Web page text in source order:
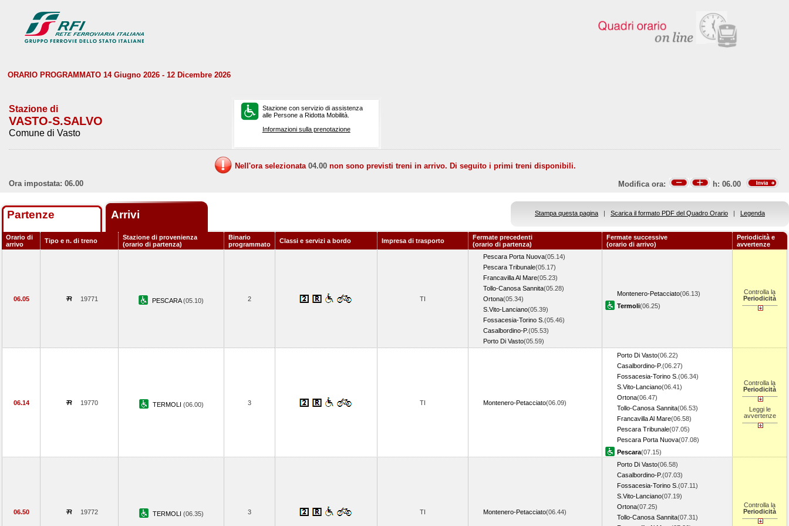
ORARIO PROGRAMMATO 14 Giugno 2026 - 12 Dicembre 2026
Stazione di
VASTO-S.SALVO
Comune di Vasto
Stazione con servizio di assistenza
alle Persone a Ridotta Mobilità.
Informazioni sulla prenotazione
Nell'ora selezionata 04.00 non sono previsti treni in arrivo. Di seguito i primi treni disponibili.
Ora impostata: 06.00
Modifica ora: h: 06.00
Partenze Arrivi Stampa questa pagina | Scarica il formato PDF del Quadro Orario | Legenda
Orario di
arrivo
Tipo e n. di treno
Stazione di provenienza
(orario di partenza)
Binario
programmato
Classi e servizi a bordo Impresa di trasporto
Fermate precedenti
(orario di partenza)
Fermate successive
(orario di arrivo)
Periodicità e
avvertenze
06.05 19771 PESCARA(05.10) 2 TI
Pescara Porta Nuova(05.14)
Pescara Tribunale(05.17)
Francavilla Al Mare(05.23)
Tollo-Canosa Sannita(05.28)
Ortona(05.34)
S.Vito-Lanciano(05.39)
Fossacesia-Torino S. (05.46)
Casalbordino-P.(05.53)
Porto Di Vasto(05.59)
Montenero-Petacciato(06.13)
Termoli(06.25)
Controlla la
Periodicità
06.14 19770 TERMOLI (06.00) 3 TI Montenero-Petacciato(06.09)
Porto Di Vasto(06.22)
Casalbordino-P.(06.27)
Fossacesia-Torino S. (06.34)
S.Vito-Lanciano(06.41)
Ortona(06.47)
Tollo-Canosa Sannita(06.53)
Francavilla Al Mare(06.58)
Pescara Tribunale(07.05)
Pescara Porta Nuova(07.08)
Pescara(07.15)
Controlla la
Periodicità
Leggi le
avvertenze
06.50 19772 TERMOLI (06.35) 3 TI Montenero-Petacciato(06.44)
Porto Di Vasto(06.58)
Casalbordino-P.(07.03)
Fossacesia-Torino S. (07.11)
S.Vito-Lanciano(07.19)
Ortona(07.25)
Tollo-Canosa Sannita(07.31)
Controlla la
Periodicità